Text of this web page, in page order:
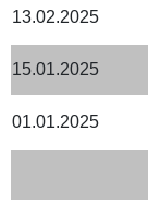
13.02.2025
15.01.2025
01.01.2025